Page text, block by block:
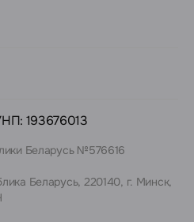
193676013
Беларусь №576616
Беларусь, 220140, г. Минск,